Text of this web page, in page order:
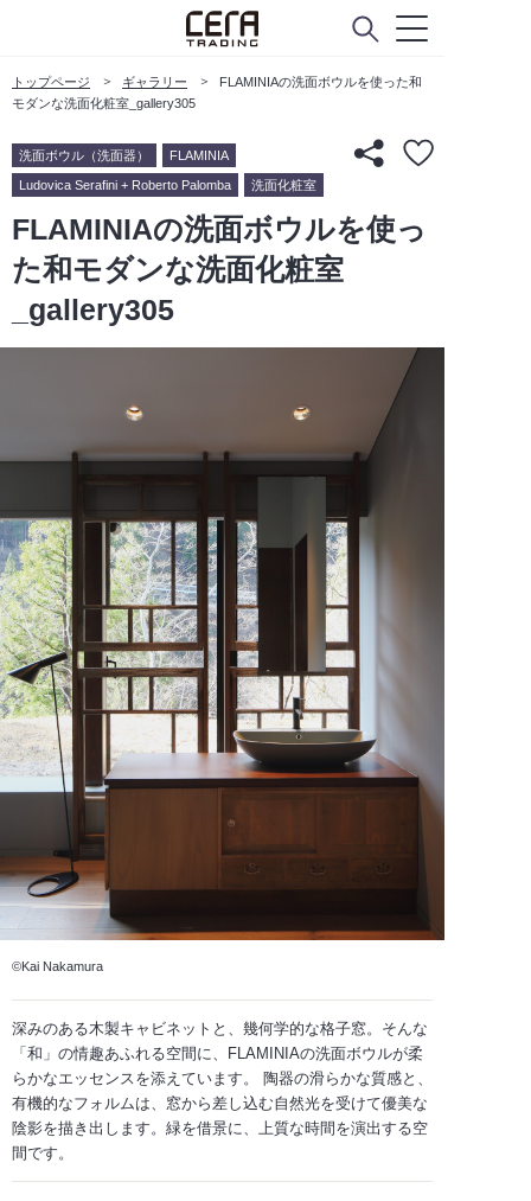
トップページ ギャラリー
FLAMINIAの洗面ボウルを使った和
モダンな洗面化粧室_gallery305
洗面ボウル（洗面器） FLAMINIA
Ludovica Serafini + Roberto Palomba 洗面化粧室
FLAMINIAの洗面ボウルを使っ
た和モダンな洗面化粧室
_gallery305
©Kai Nakamura
深みのある木製キャビネットと、幾何学的な格子窓。そんな
「和」の情趣あふれる空間に、FLAMINIAの洗面ボウルが柔
らかなエッセンスを添えています。 陶器の滑らかな質感と、
有機的なフォルムは、窓から差し込む自然光を受けて優美な
陰影を描き出します。緑を借景に、上質な時間を演出する空
間です。